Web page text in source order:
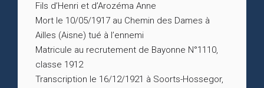
Fils d’Henri et d’Arozéma Anne
Mort le 10/05/1917 au Chemin des Dames à
Ailles (Aisne) tué à l’ennemi
Matricule au recrutement de Bayonne N°1110,
classe 1912
Transcription le 16/12/1921 à Soorts-Hossegor,